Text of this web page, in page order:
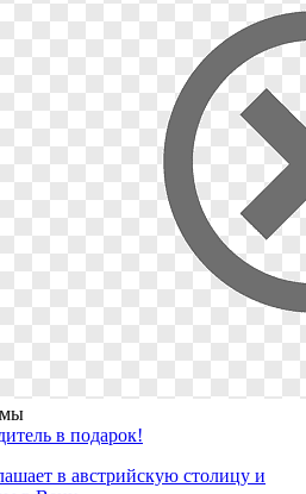
в подарок!
в австрийскую столицу и